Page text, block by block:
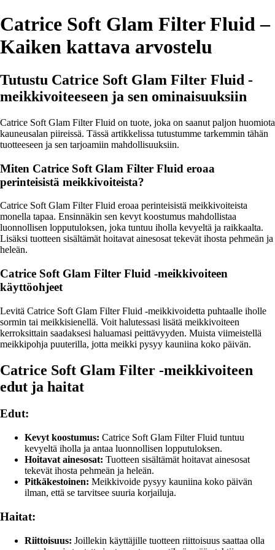
Catrice Soft Glam Filter Fluid –
Kaiken kattava arvostelu
Tutustu Catrice Soft Glam Filter Fluid -
meikkivoiteeseen ja sen ominaisuuksiin
Catrice Soft Glam Filter Fluid on tuote, joka on saanut paljon huomiota
kauneusalan piireissä. Tässä artikkelissa tutustumme tarkemmin tähän
tuotteeseen ja sen tarjoamiin mahdollisuuksiin.
Miten Catrice Soft Glam Filter Fluid eroaa
perinteisistä meikkivoiteista?
Catrice Soft Glam Filter Fluid eroaa perinteisistä meikkivoiteista
monella tapaa. Ensinnäkin sen kevyt koostumus mahdollistaa
luonnollisen lopputuloksen, joka tuntuu iholla kevyeltä ja raikkaalta.
Lisäksi tuotteen sisältämät hoitavat ainesosat tekevät ihosta pehmeän ja
heleän.
Catrice Soft Glam Filter Fluid -meikkivoiteen
käyttöohjeet
Levitä Catrice Soft Glam Filter Fluid -meikkivoidetta puhtaalle iholle
sormin tai meikkisienellä. Voit halutessasi lisätä meikkivoiteen
kerroksittain saadaksesi haluamasi peittävyyden. Muista viimeistellä
meikkipohja puuterilla, jotta meikki pysyy kauniina koko päivän.
Catrice Soft Glam Filter -meikkivoiteen
edut ja haitat
Edut:
Kevyt koostumus: Catrice Soft Glam Filter Fluid tuntuu
kevyeltä iholla ja antaa luonnollisen lopputuloksen.
Hoitavat ainesosat: Tuotteen sisältämät hoitavat ainesosat
tekevät ihosta pehmeän ja heleän.
Pitkäkestoinen: Meikkivoide pysyy kauniina koko päivän
ilman, että se tarvitsee suuria korjailuja.
Haitat:
Riittoisuus: Joillekin käyttäjille tuotteen riittoisuus saattaa olla